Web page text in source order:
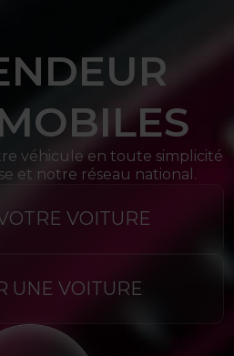
véhicule en toute simplicité
et notre réseau national.
VOITURE
UNE VOITURE